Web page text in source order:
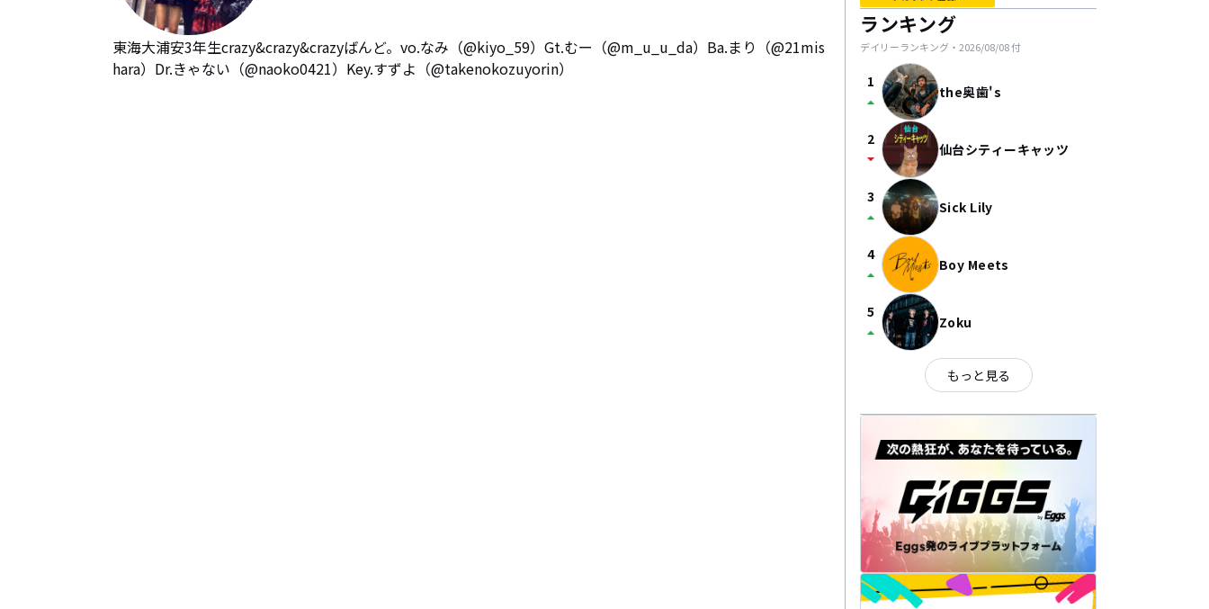
東海大浦安3年生crazy&crazy&crazyばんど。vo.なみ（@kiyo_59）Gt.むー（@m_u_u_da）Ba.まり（@21mis
hara）Dr.きゃない（@naoko0421）Key.すずよ（@takenokozuyorin）
ランキング
デイリーランキング・ 2026/08/08付
1
arrow_drop_up the奥歯's
2
arrow_drop_down 仙台シティーキャッツ
3
arrow_drop_up Sick Lily
4
arrow_drop_up Boy Meets
5
arrow_drop_up Zoku
もっと見る